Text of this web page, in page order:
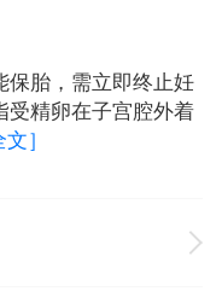
保胎，需立即终止妊
受精卵在子宫腔外着
文］